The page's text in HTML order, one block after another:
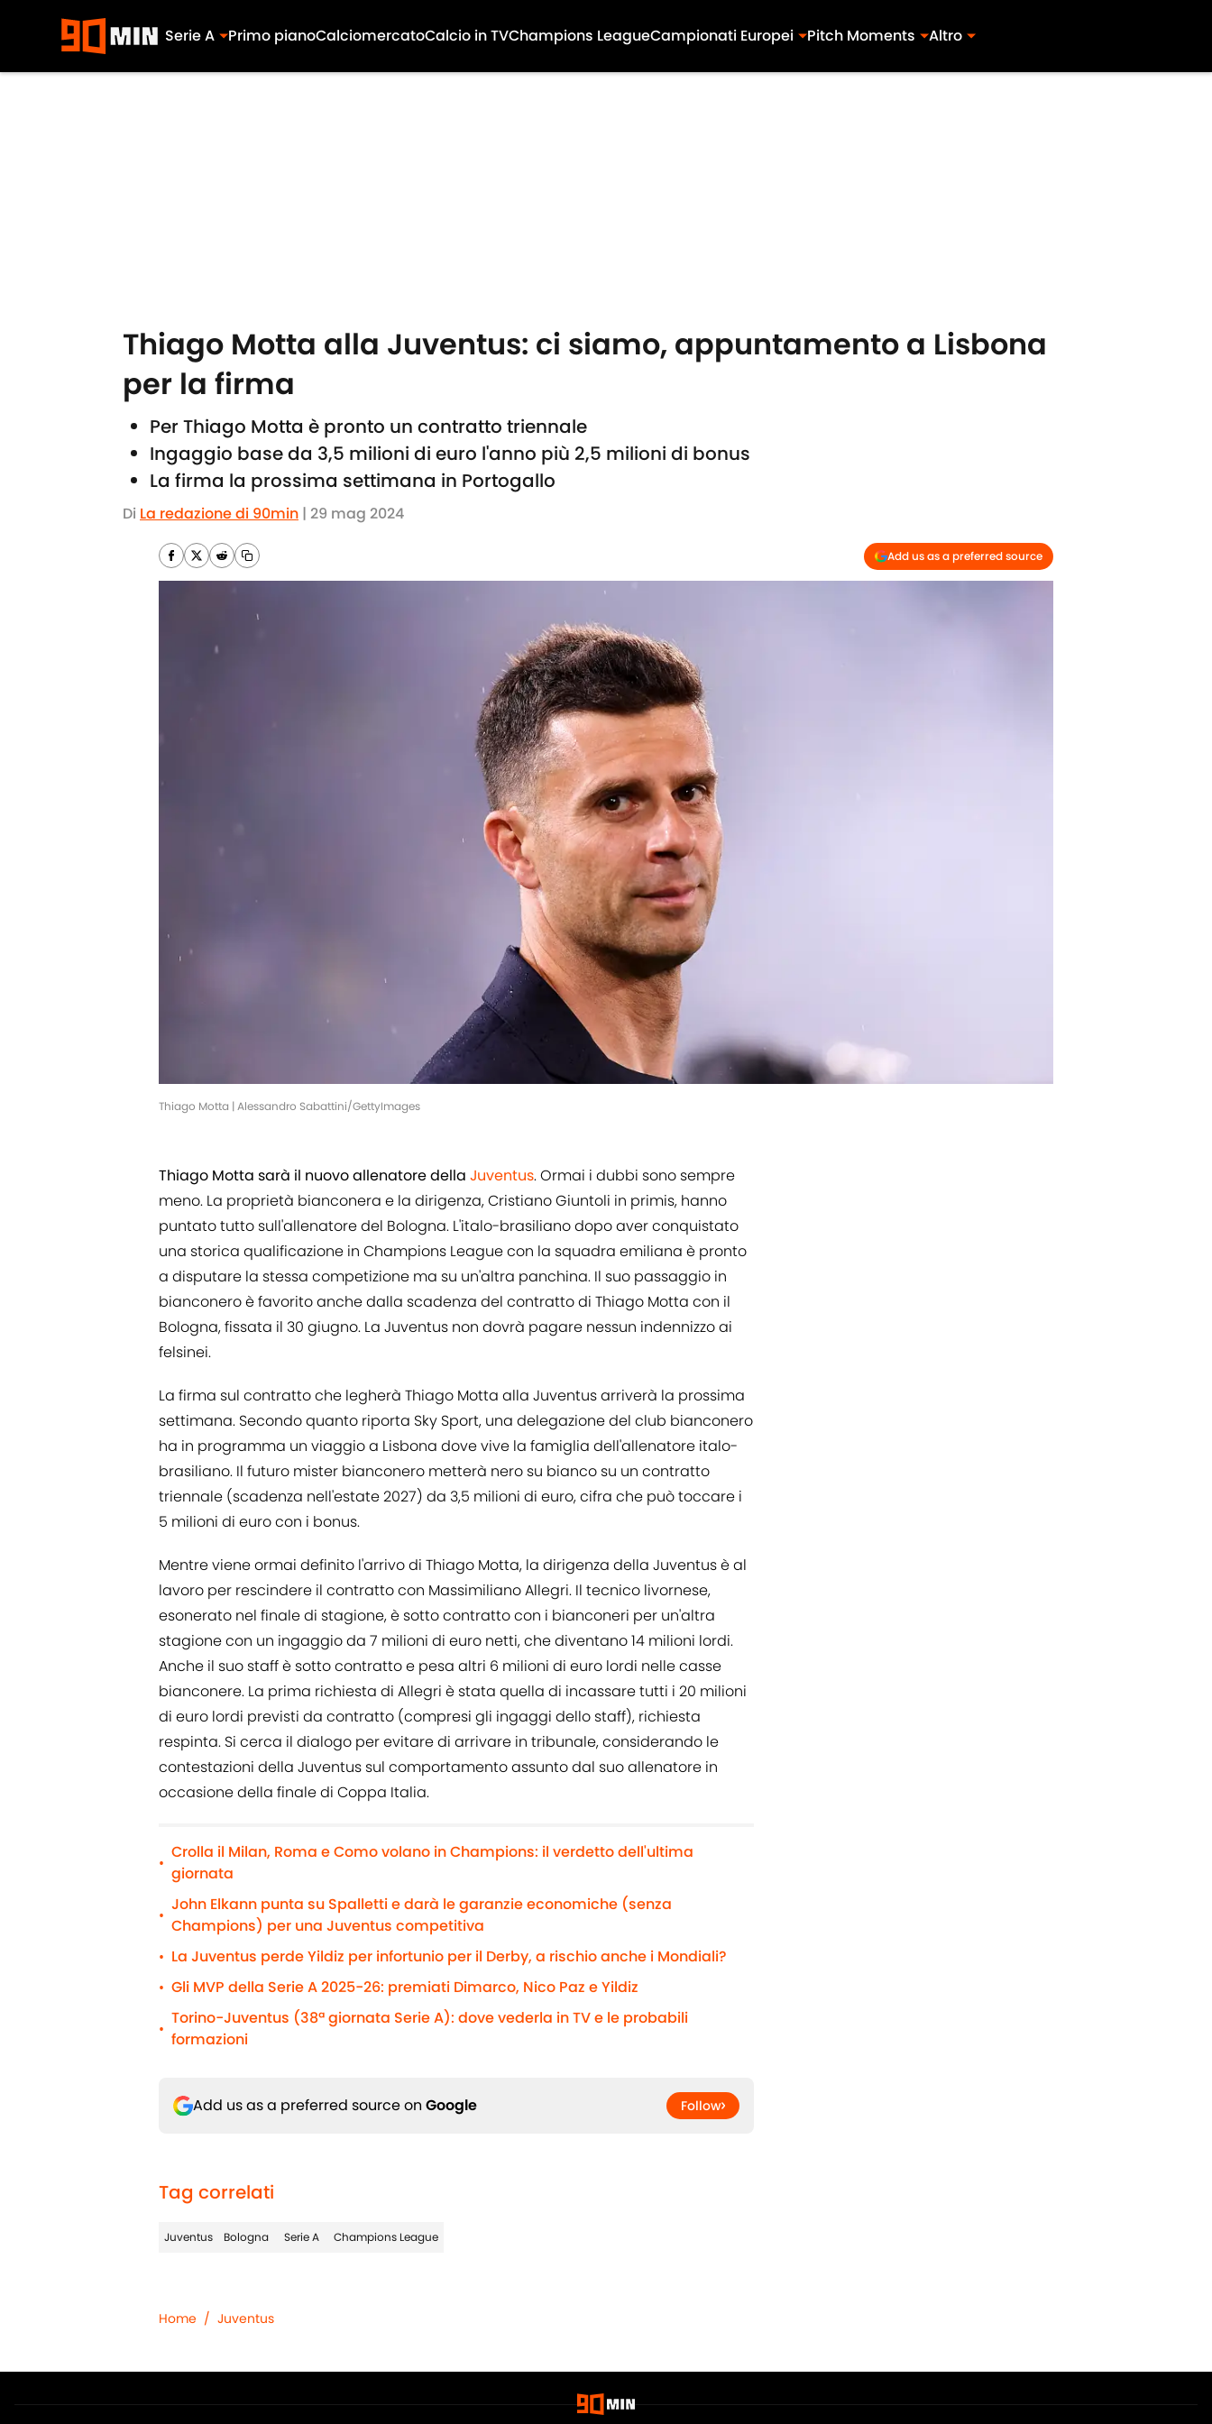
Serie A Primo pianoCalciomercatoCalcio in TVChampions LeagueCampionati Europei Pitch Moments Altro
Thiago Motta alla Juventus: ci siamo, appuntamento a Lisbona
per la firma
Per Thiago Motta è pronto un contratto triennale
Ingaggio base da 3,5 milioni di euro l'anno più 2,5 milioni di bonus
La firma la prossima settimana in Portogallo
Di La redazione di 90min | 29 mag 2024
Add us as a preferred source
Thiago Motta | Alessandro Sabattini/GettyImages
Thiago Motta sarà il nuovo allenatore della Juventus. Ormai i dubbi sono sempre
meno. La proprietà bianconera e la dirigenza, Cristiano Giuntoli in primis, hanno
puntato tutto sull'allenatore del Bologna. L'italo-brasiliano dopo aver conquistato
una storica qualificazione in Champions League con la squadra emiliana è pronto
a disputare la stessa competizione ma su un'altra panchina. Il suo passaggio in
bianconero è favorito anche dalla scadenza del contratto di Thiago Motta con il
Bologna, fissata il 30 giugno. La Juventus non dovrà pagare nessun indennizzo ai
felsinei.
La firma sul contratto che legherà Thiago Motta alla Juventus arriverà la prossima
settimana. Secondo quanto riporta Sky Sport, una delegazione del club bianconero
ha in programma un viaggio a Lisbona dove vive la famiglia dell'allenatore italo-
brasiliano. Il futuro mister bianconero metterà nero su bianco su un contratto
triennale (scadenza nell'estate 2027) da 3,5 milioni di euro, cifra che può toccare i
5 milioni di euro con i bonus.
Mentre viene ormai definito l'arrivo di Thiago Motta, la dirigenza della Juventus è al
lavoro per rescindere il contratto con Massimiliano Allegri. Il tecnico livornese,
esonerato nel finale di stagione, è sotto contratto con i bianconeri per un'altra
stagione con un ingaggio da 7 milioni di euro netti, che diventano 14 milioni lordi.
Anche il suo staff è sotto contratto e pesa altri 6 milioni di euro lordi nelle casse
bianconere. La prima richiesta di Allegri è stata quella di incassare tutti i 20 milioni
di euro lordi previsti da contratto (compresi gli ingaggi dello staff), richiesta
respinta. Si cerca il dialogo per evitare di arrivare in tribunale, considerando le
contestazioni della Juventus sul comportamento assunto dal suo allenatore in
occasione della finale di Coppa Italia.
•
Crolla il Milan, Roma e Como volano in Champions: il verdetto dell'ultima
giornata
•
John Elkann punta su Spalletti e darà le garanzie economiche (senza
Champions) per una Juventus competitiva
• La Juventus perde Yildiz per infortunio per il Derby, a rischio anche i Mondiali?
• Gli MVP della Serie A 2025-26: premiati Dimarco, Nico Paz e Yildiz
•
Torino-Juventus (38ª giornata Serie A): dove vederla in TV e le probabili
formazioni
Add us as a preferred source on Google Follow
Tag correlati
Juventus Bologna Serie A Champions League
Home / Juventus